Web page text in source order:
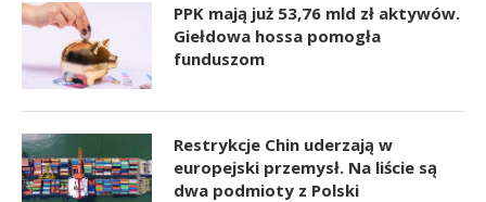
PPK mają już 53,76 mld zł aktywów.
Giełdowa hossa pomogła
funduszom
Restrykcje Chin uderzają w
europejski przemysł. Na liście są
dwa podmioty z Polski